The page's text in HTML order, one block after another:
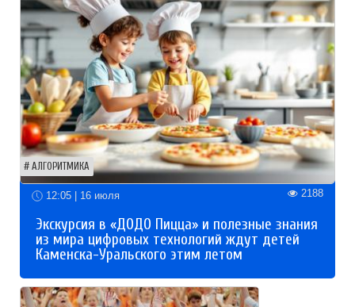
АЛГОРИТМИКА
12:05 | 16 июля 2188
Экскурсия в «ДОДО Пицца» и полезные знания
из мира цифровых технологий ждут детей
Каменска-Уральского этим летом